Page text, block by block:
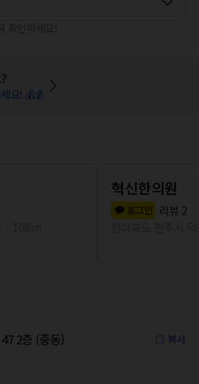
요! 💰💰
혁신한의원
로그인 리뷰 2
2층 (중동) 복사